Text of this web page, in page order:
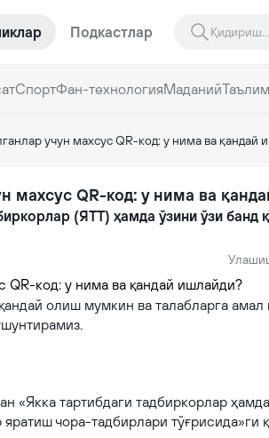
Подкастлар
СпортФан-технологияМаданийТаълим
учун махсус QR-код: у нима ва қандай
махсус QR-код: у нима ва
(ЯТТ) ҳамда ўзини ўзи банд
олиш мумкин ва талабларга амал
«Якка тартибдаги тадбиркорлар
чора-тадбирлари тўғрисида»ги